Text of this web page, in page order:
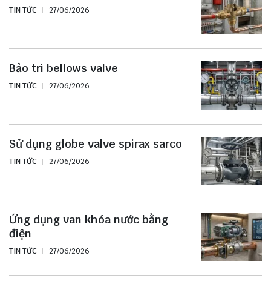
TIN TỨC 27/06/2026
Bảo trì bellows valve
TIN TỨC 27/06/2026
Sử dụng globe valve spirax sarco
TIN TỨC 27/06/2026
Ứng dụng van khóa nước bằng
điện
TIN TỨC 27/06/2026